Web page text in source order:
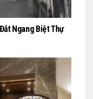
Ngang Biệt Thự